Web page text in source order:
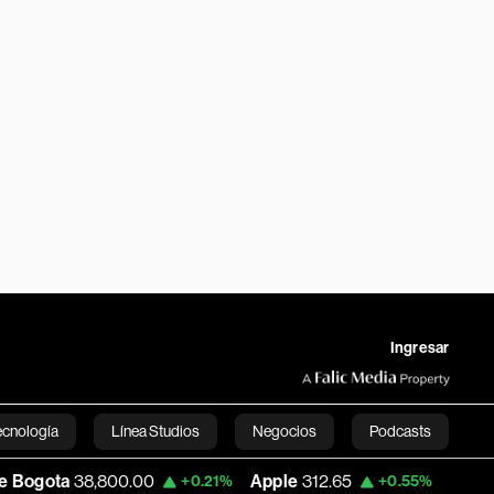
Ingresar
Línea Studios Negocios Podcasts
English
+0.21% Apple 312.65 +0.55% USD COP 3,163.27